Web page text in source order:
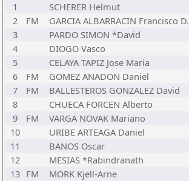
1
SCHERER Helmut
2
FM GARCIA ALBARRACIN Francisco D.
3
PARDO SIMON *David
4
DIOGO Vasco
5
CELAYA TAPIZ Jose Maria
6
FM GOMEZ ANADON Daniel
7
FM BALLESTEROS GONZALEZ David
8
CHUECA FORCEN Alberto
9
FM VARGA NOVAK Mariano
10
URIBE ARTEAGA Daniel
11
BANOS Oscar
12
MESIAS *Rabindranath
13 FM MORK Kjell-Arne